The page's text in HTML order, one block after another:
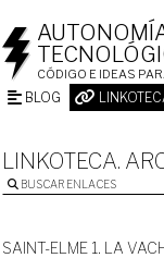
CÓDIGO E IDEAS
BLOG
LINKOTECA.
BUSCAR ENLACES
SAINT-ELME 1. LA